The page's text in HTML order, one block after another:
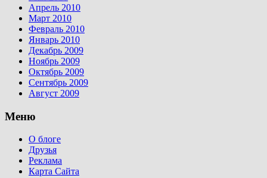
Апрель 2010
Март 2010
Февраль 2010
Январь 2010
Декабрь 2009
Ноябрь 2009
Октябрь 2009
Сентябрь 2009
Август 2009
Меню
О блоге
Друзья
Реклама
Карта Сайта